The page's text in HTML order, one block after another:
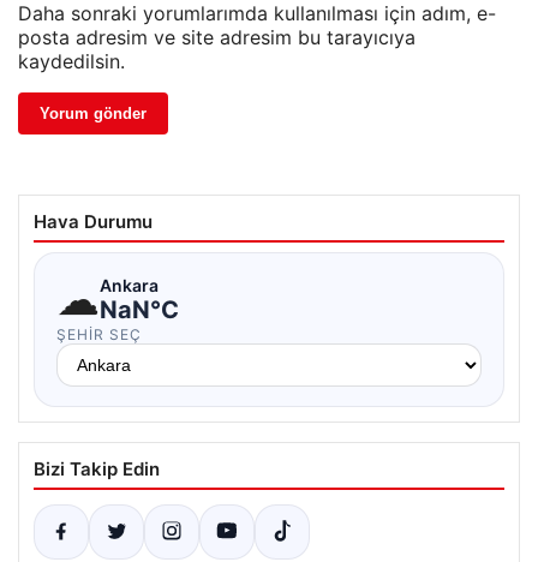
Daha sonraki yorumlarımda kullanılması için adım, e-
posta adresim ve site adresim bu tarayıcıya
kaydedilsin.
Hava Durumu
☁Ankara
NaN°C
ŞEHIR SEÇ
Bizi Takip Edin